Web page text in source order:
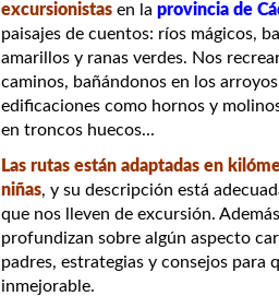
excursionistas en la provincia de C
paisajes de cuentos: ríos mágicos,
amarillos y ranas verdes. Nos
caminos, bañándonos en los
edificaciones como hornos y
en troncos huecos...
Las rutas están adaptadas en
niñas, y su descripción está
que nos lleven de excursión.
profundizan sobre algún aspecto
padres, estrategias y consejos para
inmejorable.